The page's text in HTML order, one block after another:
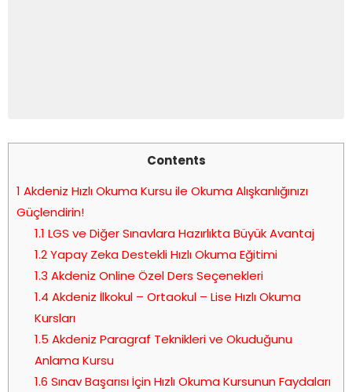
Contents
1 Akdeniz Hızlı Okuma Kursu ile Okuma Alışkanlığınızı
Güçlendirin!
1.1 LGS ve Diğer Sınavlara Hazırlıkta Büyük Avantaj
1.2Yapay Zeka Destekli Hızlı Okuma Eğitimi
1.3 Akdeniz Online Özel Ders Seçenekleri
1.4 Akdeniz İlkokul – Ortaokul – Lise Hızlı Okuma
Kursları
1.5 Akdeniz Paragraf Teknikleri ve Okuduğunu
Anlama Kursu
1.6 Sınav Başarısı İçin Hızlı Okuma Kursunun Faydaları